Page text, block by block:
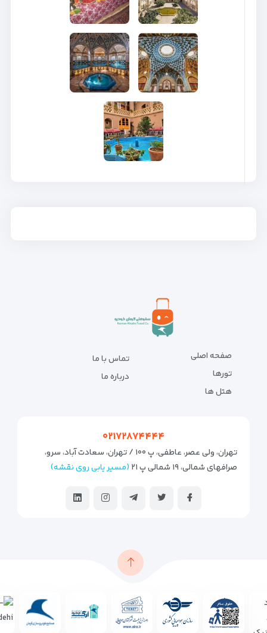
صفحه اصلی
تورها
هتل ها
تماس با ما
درباره ما
۰۲۱۷۲۸۷۴۴۴۴
تهران، ولی عصر، عاطفی، پ ۱۰۰ / تهران، سعادت آباد، سرو،
صرافهای شمالی، ۱۹ شمالی پ ۲۱
(مسیر یابی روی نقشه)